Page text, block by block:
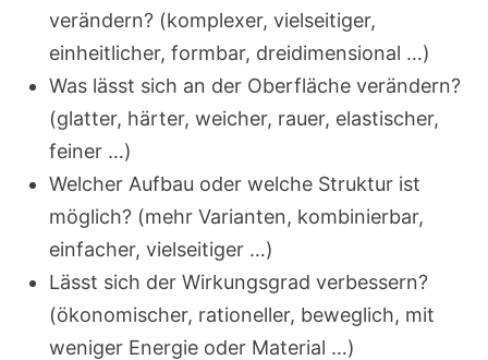
verändern? (komplexer, vielseitiger,
einheitlicher, formbar, dreidimensional …)
Was lässt sich an der Oberfläche verändern?
(glatter, härter, weicher, rauer, elastischer,
feiner …)
Welcher Aufbau oder welche Struktur ist
möglich? (mehr Varianten, kombinierbar,
einfacher, vielseitiger …)
Lässt sich der Wirkungsgrad verbessern?
(ökonomischer, rationeller, beweglich, mit
weniger Energie oder Material …)